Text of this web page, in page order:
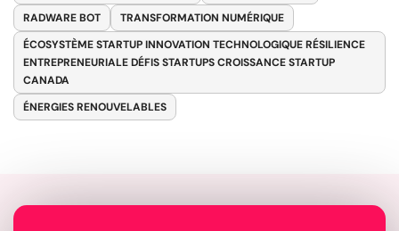
RADWARE BOT
TRANSFORMATION NUMÉRIQUE
ÉCOSYSTÈME STARTUP INNOVATION TECHNOLOGIQUE RÉSILIENCE
ENTREPRENEURIALE DÉFIS STARTUPS CROISSANCE STARTUP
CANADA
ÉNERGIES RENOUVELABLES